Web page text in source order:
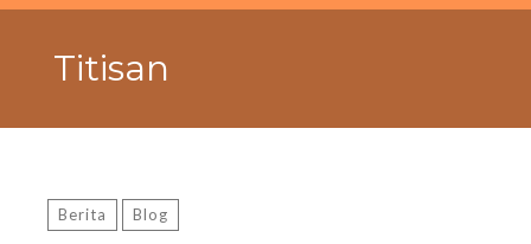
Search
for:Titisan
Berita Blog